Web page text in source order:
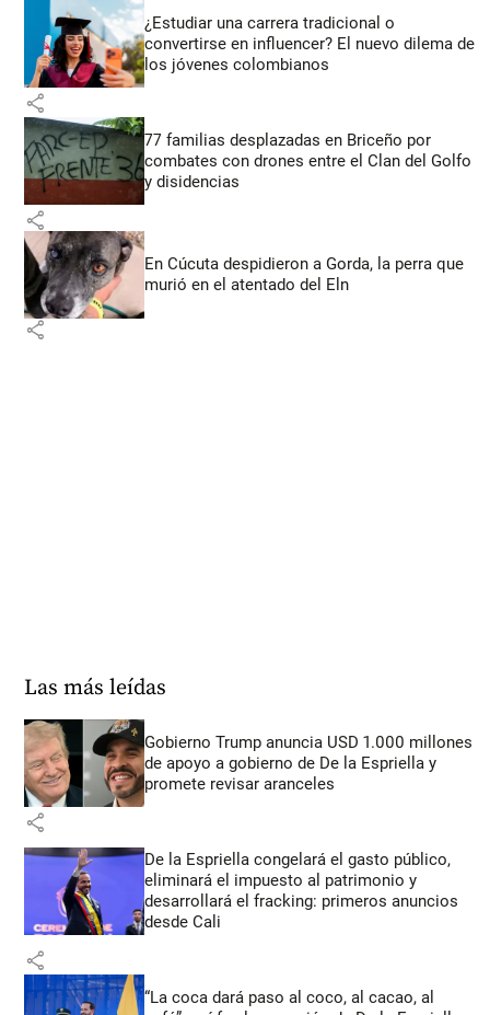
¿Estudiar una carrera tradicional o
convertirse en influencer? El nuevo dilema de
los jóvenes colombianos
share
77 familias desplazadas en Briceño por
combates con drones entre el Clan del Golfo
y disidencias
share
En Cúcuta despidieron a Gorda, la perra que
murió en el atentado del Eln
share
Las más leídas
Gobierno Trump anuncia USD 1.000 millones
de apoyo a gobierno de De la Espriella y
promete revisar aranceles
share
De la Espriella congelará el gasto público,
eliminará el impuesto al patrimonio y
desarrollará el fracking: primeros anuncios
desde Cali
share
“La coca dará paso al coco, al cacao, al